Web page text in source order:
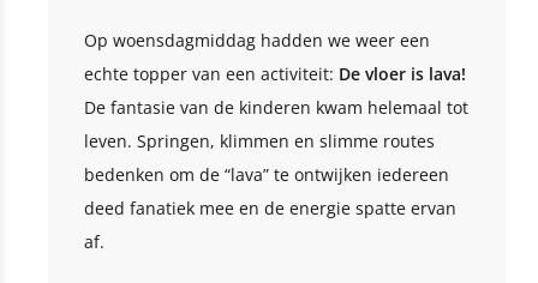
Op woensdagmiddag hadden we weer een
echte topper van een activiteit: De vloer is lava!
De fantasie van de kinderen kwam helemaal tot
leven. Springen, klimmen en slimme routes
bedenken om de “lava” te ontwijken iedereen
deed fanatiek mee en de energie spatte ervan
af.